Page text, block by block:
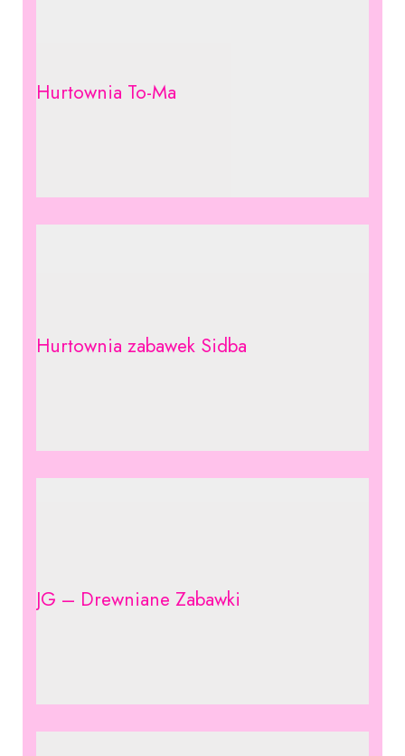
Hurtownia To-Ma
Hurtownia zabawek Sidba
JG – Drewniane Zabawki